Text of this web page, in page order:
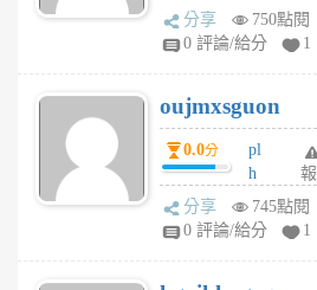
A
V
個
月
前
ld
gy
個
月
前
分享
750點閱
0 評論/給分
1
oujmxsguon
0.0分
pl
h
wi
w
報
分享
745點閱
0 評論/給分
1